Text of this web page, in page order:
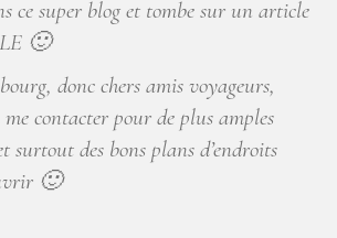
ce super blog et tombe sur un article
🙂
donc chers amis voyageurs,
me contacter pour de plus amples
surtout des bons plans d’endroits
🙂